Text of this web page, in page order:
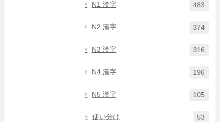
N1 漢字 483
N2 漢字 374
N3 漢字 316
N4 漢字 196
N5 漢字 105
使い分け 53